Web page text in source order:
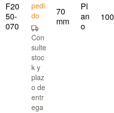
F20
50-
070
pedi
do
Con
sulte
stoc
k y
plaz
o de
entr
ega
70
mm
Pl
an
o
100